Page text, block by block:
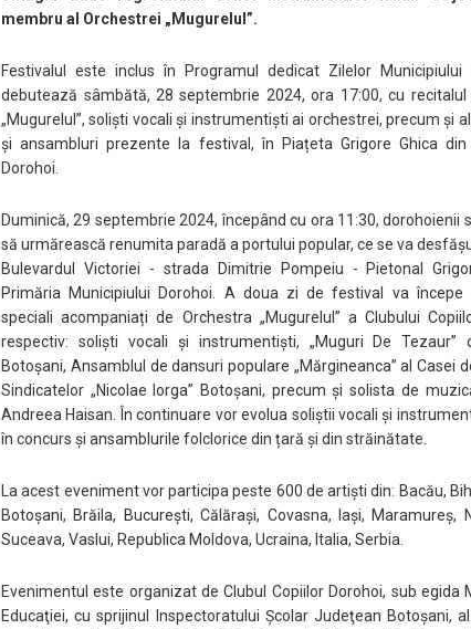
membru al Orchestrei „Mugurelul”.
Festivalul este inclus în Programul dedicat Zilelor Municipiului
debutează sâmbătă, 28 septembrie 2024, ora 17:00, cu recitalul
„Mugurelul”, soliști vocali și instrumentiști ai orchestrei, precum și
și ansambluri prezente la festival, în Piațeta Grigore Ghica din
Dorohoi.
Duminică, 29 septembrie 2024, începând cu ora 11:30, dorohoienii
să urmărească renumita paradă a portului popular, ce se va
Bulevardul Victoriei - strada Dimitrie Pompeiu - Pietonal
Primăria Municipiului Dorohoi. A doua zi de festival va începe
speciali acompaniați de Orchestra „Mugurelul” a Clubului
respectiv: soliști vocali și instrumentiști, „Muguri De Tezaur”
Botoșani, Ansamblul de dansuri populare „Mărgineanca” al Casei
Sindicatelor „Nicolae Iorga” Botoșani, precum și solista de
Andreea Haisan. În continuare vor evolua soliștii vocali și
în concurs și ansamblurile folclorice din țară și din străinătate.
La acest eveniment vor participa peste 600 de artiști din: Bacău,
Botoșani, Brăila, București, Călărași, Covasna, Iași, Maramureș,
Suceava, Vaslui, Republica Moldova, Ucraina, Italia, Serbia.
Evenimentul este organizat de Clubul Copiilor Dorohoi, sub egida
Educaţiei, cu sprijinul Inspectoratului Şcolar Judeţean Botoşani,